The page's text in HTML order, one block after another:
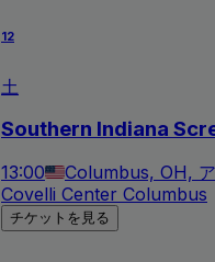
12
土
Southern Indiana
13:00 Columbus, OH,
Covelli Center Columbus
チケットを見る